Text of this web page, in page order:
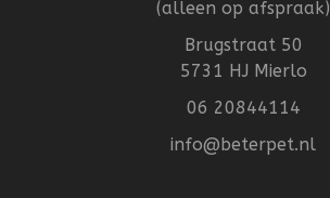
(alleen op afspraak)
Brugstraat 50
5731 HJ Mierlo
06 20844114
info@beterpet.nl